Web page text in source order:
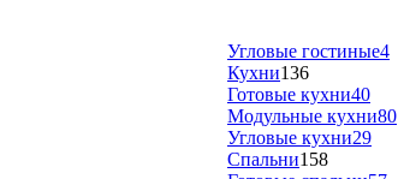
Угловые гостиные4
Кухни136
Готовые кухни40
Модульные кухни80
Угловые кухни29
Спальни158